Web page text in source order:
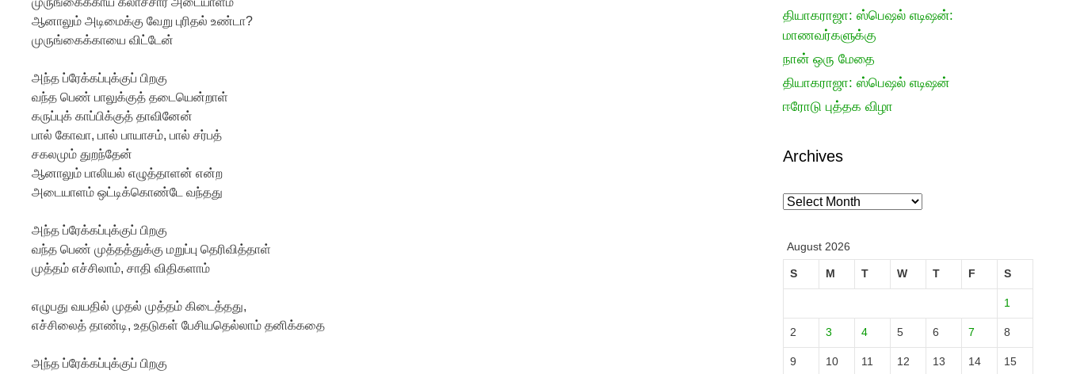
ஆனாலும் அடிமைக்கு வேறு புரிதல் உண்டா?
முருங்கைக்காயை விட்டேன்
அந்த ப்ரேக்கப்புக்குப் பிறகு
வந்த பெண் பாலுக்குத் தடையென்றாள்
கருப்புக் காப்பிக்குத் தாவினேன்
பால் கோவா, பால் பாயாசம், பால் சர்பத்
சகலமும் துறந்தேன்
ஆனாலும் பாலியல் எழுத்தாளன் என்ற
அடையாளம் ஒட்டிக்கொண்டே வந்தது
அந்த ப்ரேக்கப்புக்குப் பிறகு
வந்த பெண் முத்தத்துக்கு மறுப்பு தெரிவித்தாள்
முத்தம் எச்சிலாம், சாதி விதிகளாம்
எழுபது வயதில் முதல் முத்தம் கிடைத்தது,
எச்சிலைத் தாண்டி, உதடுகள் பேசியதெல்லாம் தனிக்கதை
அந்த ப்ரேக்கப்புக்குப் பிறகு
தியாகராஜா: ஸ்பெஷல் எடிஷன்:
மாணவர்களுக்கு
நான் ஒரு மேதை
தியாகராஜா: ஸ்பெஷல் எடிஷன்
ஈரோடு புத்தக விழா
Archives
Archives
August 2026
S M T W T F S
1
2 3 4 5 6 7 8
9 10 11 12 13 14 15